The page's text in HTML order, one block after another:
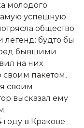
молодого
успешную
общество
легенд: будто бы
бывшими
на них
своим пакетом,
своим
высказал ему
году в Кракове